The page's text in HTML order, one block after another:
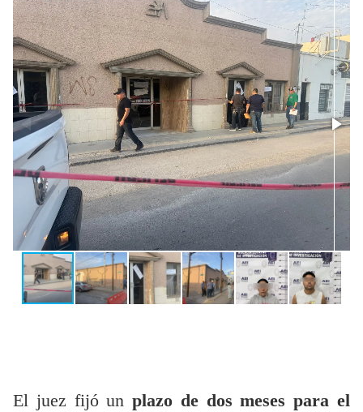
El juez fijó un plazo de dos meses para el